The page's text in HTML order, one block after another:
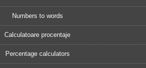
Numbers to words
Calculatoare procentaje
Percentage calculators